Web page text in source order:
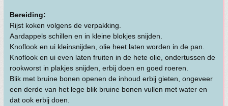
Bereiding:
Rijst koken volgens de verpakking.
Aardappels schillen en in kleine blokjes snijden.
Knoflook en ui kleinsnijden, olie heet laten worden in de pan.
Knoflook en ui even laten fruiten in de hete olie, ondertussen de
rookworst in plakjes snijden, erbij doen en goed roeren.
Blik met bruine bonen openen de inhoud erbij gieten, ongeveer
een derde van het lege blik bruine bonen vullen met water en
dat ook erbij doen.